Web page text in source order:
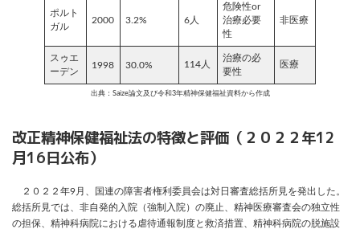
ポルト
ガル
2000 3.2% 6人
危険性or
治療必要
性
非医療
スゥエ
ーデン
1998 30.0% 114人
治療の必
要性
医療
出典：Saize論文及び令和3年精神保健福祉資料から作成
改正精神保健福祉法の特徴と評価（２０２２年12
月16日公布）
２０２２年9月、国連の障害者権利委員会は対日審査総括所見を発出した。
総括所見では、非自発的入院（強制入院）の廃止、精神医療審査会の独立性
の担保、精神科病院における虐待通報制度と救済措置、精神科病院の脱施設